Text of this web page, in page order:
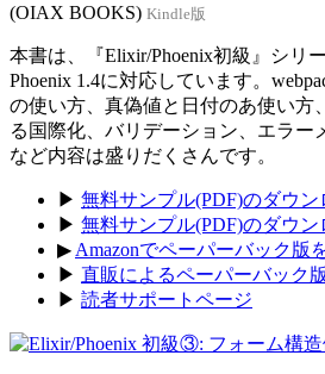
(OIAX BOOKS) Kindle版
本書は、『Elixir/Phoenix初級』シリ
Phoenix 1.4に対応しています。
の使い方、真偽値と日付のあ使い方
る国際化、バリデーション、エラー
など内容は盛りだくさんです。
▶ 無料サンプル(PDF)のダウン
▶ 無料サンプル(PDF)のダウン
▶ Amazonでペーパーバック版
▶ 直販によるペーパーバック
▶ 読者サポートページ